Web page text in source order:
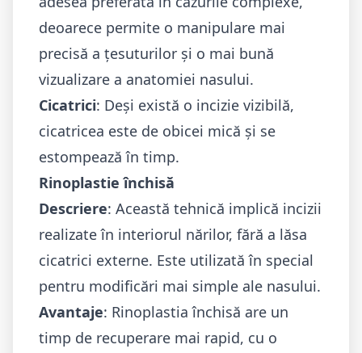
deoarece permite o manipulare mai
precisă a țesuturilor și o mai bună
vizualizare a anatomiei nasului.
Cicatrici: Deși există o incizie vizibilă,
cicatricea este de obicei mică și se
estompează în timp.
Rinoplastie închisă
Descriere: Această tehnică implică incizii
realizate în interiorul nărilor, fără a lăsa
cicatrici externe. Este utilizată în special
pentru modificări mai simple ale nasului.
Avantaje: Rinoplastia închisă are un
timp de recuperare mai rapid, cu o